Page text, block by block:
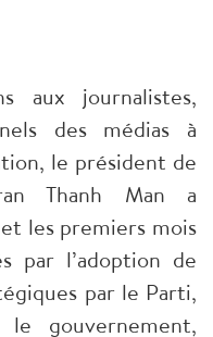
aux journalistes,
des médias à
le président de
Thanh Man a
les premiers mois
par l’adoption de
par le Parti,
le gouvernement,